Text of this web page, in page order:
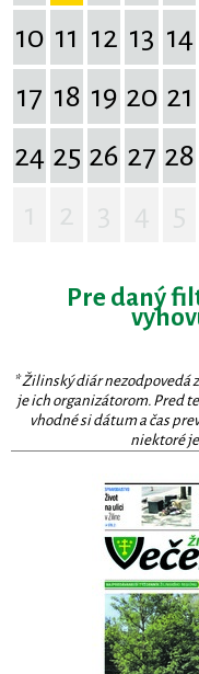
10 11 12 13 14
17 18 19 20 21
24 25 26 27 28
Pre daný
* Žilinský diár nezodpovedá
je ich organizátorom. Pred
vhodné si dátum a čas
niektoré